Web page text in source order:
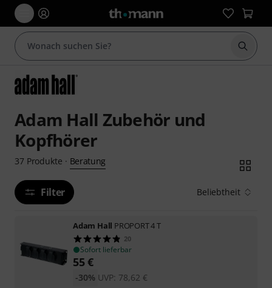
Suche
Adam Hall Zubehör und
Kopfhörer
37 Produkte · Beratung
Filter Beliebtheit
Adam Hall PROPORT 4 T
20
Sofort lieferbar
55€
UVP: 78,62 €
-30%